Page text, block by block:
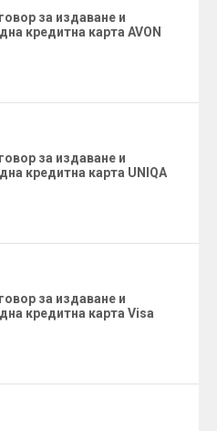
за издаване и
кредитна карта AVON
за издаване и
кредитна карта UNIQA
за издаване и
кредитна карта Visa